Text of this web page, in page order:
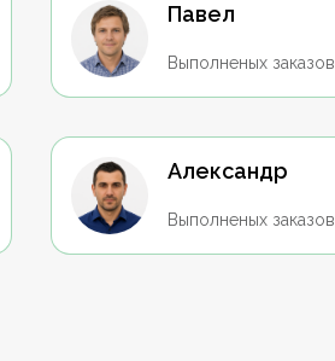
Павел
Выполненых заказов
Александр
Выполненых заказов